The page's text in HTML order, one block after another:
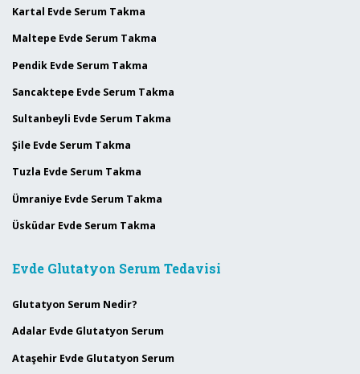
Kartal Evde Serum Takma
Maltepe Evde Serum Takma
Pendik Evde Serum Takma
Sancaktepe Evde Serum Takma
Sultanbeyli Evde Serum Takma
Şile Evde Serum Takma
Tuzla Evde Serum Takma
Ümraniye Evde Serum Takma
Üsküdar Evde Serum Takma
Evde Glutatyon Serum Tedavisi
Glutatyon Serum Nedir?
Adalar Evde Glutatyon Serum
Ataşehir Evde Glutatyon Serum